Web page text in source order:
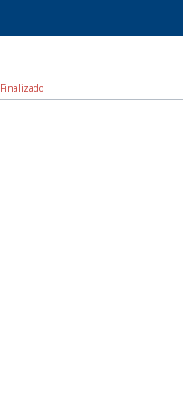
Finalizado